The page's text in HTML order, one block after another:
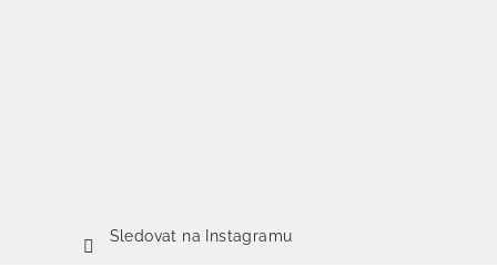
Sledovat na Instagramu